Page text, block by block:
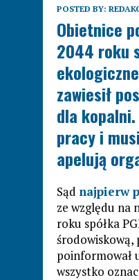
POSTED BY:
Obietnice
2044 roku
zawiesił
dla
pracy i
apelują
Sąd najpierw
ze względu na
roku spółka
środowiskową,
poinformował
wszystko